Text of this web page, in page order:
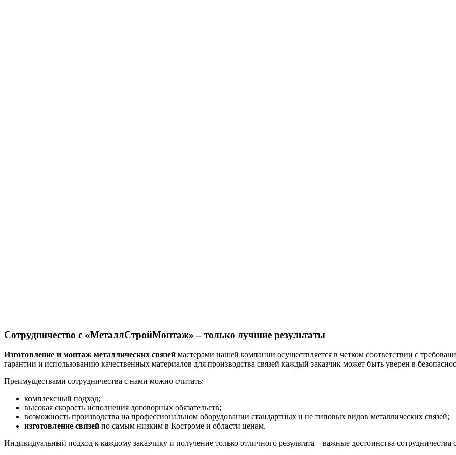
Сотрудничество с «МеталлСтройМонтаж» – только лучшие результаты
Изготовление и монтаж металлических связей мастерами нашей компании осуществляется в четком соответствии с
гарантии и использованию качественных материалов для производства связей каждый заказчик может быть уверен в
Преимуществами сотрудничества с нами можно считать:
комплексный подход;
высокая скорость исполнения договорных обязательств;
возможность производства на профессиональном оборудовании стандартных и не типовых видов металлических связей;
изготовление связей по самым низким в Костроме и области ценам.
Индивидуальный подход к каждому заказчику и получение только отличного результата – важные достоинства